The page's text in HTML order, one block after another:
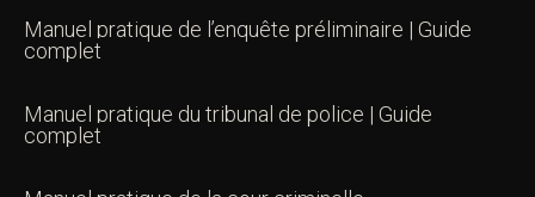
Manuel pratique de l’enquête préliminaire | Guide
complet
Manuel pratique du tribunal de police | Guide
complet